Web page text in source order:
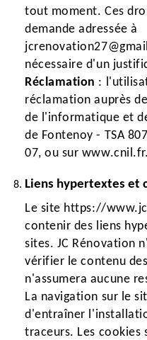
tout moment. Ces
demande adressée à
nécessaire d'un
Réclamation :
réclamation auprès
de l'informatique et
de Fontenoy - TSA
07, ou sur www.cnil.fr.
Liens hypertextes et
Le site https://
contenir des liens
sites. JC Rénovation
vérifier le contenu
n'assumera aucune
La navigation sur le
d'entraîner
traceurs. Les cookies